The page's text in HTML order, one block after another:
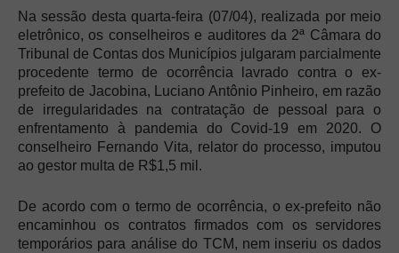
Na sessão desta quarta-feira (07/04), realizada por meio
eletrônico, os conselheiros e auditores da 2ª Câmara do
Tribunal de Contas dos Municípios julgaram parcialmente
procedente termo de ocorrência lavrado contra o ex-
prefeito de Jacobina, Luciano Antônio Pinheiro, em razão
de irregularidades na contratação de pessoal para o
enfrentamento à pandemia do Covid-19 em 2020. O
conselheiro Fernando Vita, relator do processo, imputou
ao gestor multa de R$1,5 mil.
De acordo com o termo de ocorrência, o ex-prefeito não
encaminhou os contratos firmados com os servidores
temporários para análise do TCM, nem inseriu os dados